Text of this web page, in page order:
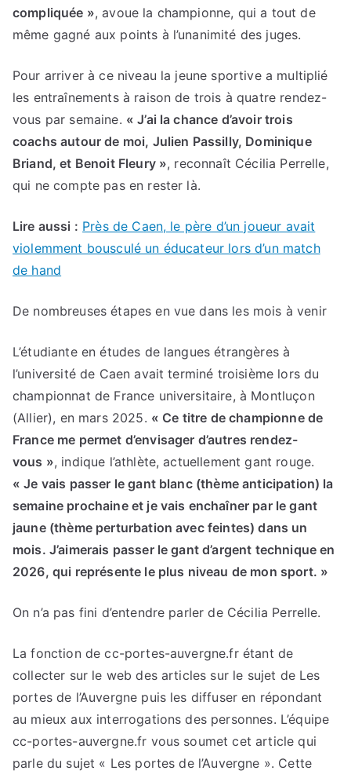
compliquée », avoue la championne, qui a tout de
même gagné aux points à l’unanimité des juges.
Pour arriver à ce niveau la jeune sportive a multiplié
les entraînements à raison de trois à quatre rendez-
vous par semaine. « J’ai la chance d’avoir trois
coachs autour de moi, Julien Passilly, Dominique
Briand, et Benoit Fleury », reconnaît Cécilia Perrelle,
qui ne compte pas en rester là.
Lire aussi : Près de Caen, le père d’un joueur avait
violemment bousculé un éducateur lors d’un match
de hand
De nombreuses étapes en vue dans les mois à venir
L’étudiante en études de langues étrangères à
l’université de Caen avait terminé troisième lors du
championnat de France universitaire, à Montluçon
(Allier), en mars 2025. « Ce titre de championne de
France me permet d’envisager d’autres rendez-
vous », indique l’athlète, actuellement gant rouge.
« Je vais passer le gant blanc (thème anticipation) la
semaine prochaine et je vais enchaîner par le gant
jaune (thème perturbation avec feintes) dans un
mois. J’aimerais passer le gant d’argent technique en
2026, qui représente le plus niveau de mon sport. »
On n’a pas fini d’entendre parler de Cécilia Perrelle.
La fonction de cc-portes-auvergne.fr étant de
collecter sur le web des articles sur le sujet de Les
portes de l’Auvergne puis les diffuser en répondant
au mieux aux interrogations des personnes. L’équipe
cc-portes-auvergne.fr vous soumet cet article qui
parle du sujet « Les portes de l’Auvergne ». Cette